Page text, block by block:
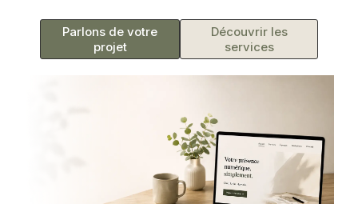
Parlons de votre
projet
Découvrir les
services